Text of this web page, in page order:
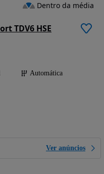
TDV6 HSE
Automática
Ver anúncios
Dentro da média